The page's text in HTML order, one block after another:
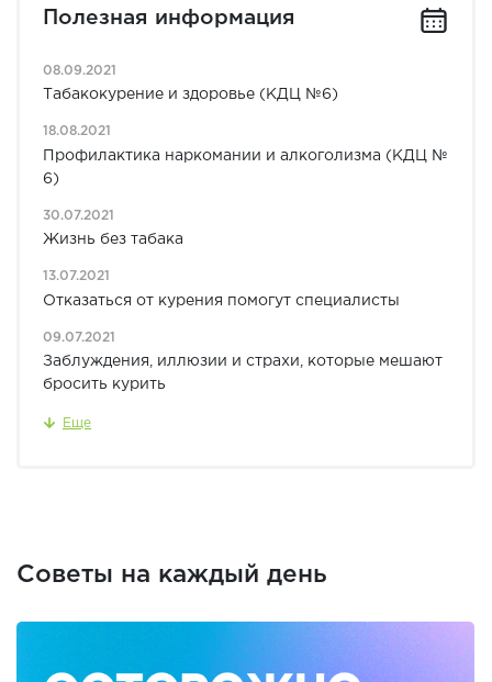
Полезная информация
08.09.2021
Табакокурение и здоровье (КДЦ №6)
18.08.2021
Профилактика наркомании и алкоголизма (КДЦ №
6)
30.07.2021
Жизнь без табака
13.07.2021
Отказаться от курения помогут специалисты
09.07.2021
Заблуждения, иллюзии и страхи, которые мешают
бросить курить
Еще
Советы на каждый день